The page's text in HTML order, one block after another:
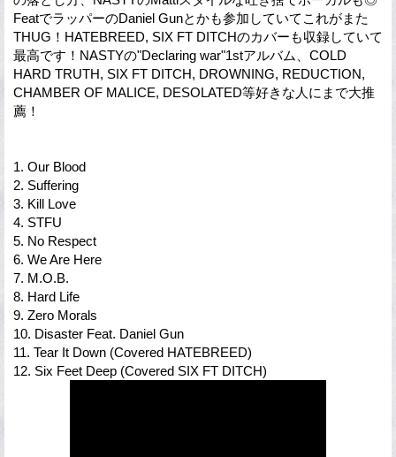
FeatでラッパーのDaniel Gunとかも参加していてこれがまた
THUG！HATEBREED, SIX FT DITCHのカバーも収録していて
最高です！NASTYの"Declaring war"1stアルバム、COLD
HARD TRUTH, SIX FT DITCH, DROWNING, REDUCTION,
CHAMBER OF MALICE, DESOLATED等好きな人にまで大推
薦！
1. Our Blood
2. Suffering
3. Kill Love
4. STFU
5. No Respect
6. We Are Here
7. M.O.B.
8. Hard Life
9. Zero Morals
10. Disaster Feat. Daniel Gun
11. Tear It Down (Covered HATEBREED)
12. Six Feet Deep (Covered SIX FT DITCH)